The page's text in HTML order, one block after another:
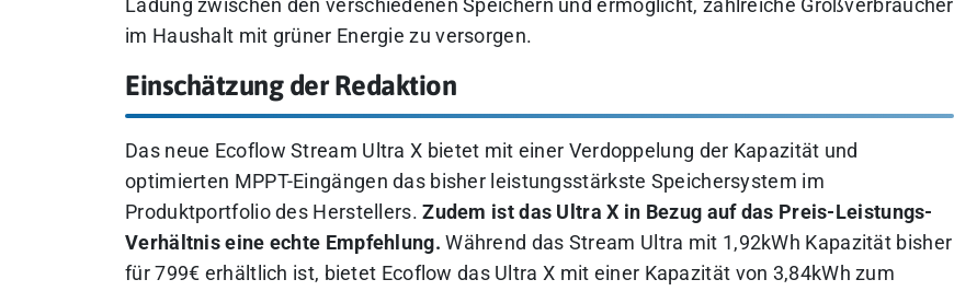
Ladung zwischen den verschiedenen Speichern und ermöglicht, zahlreiche Großverbraucher
im Haushalt mit grüner Energie zu versorgen.
Einschätzung der Redaktion
Das neue Ecoflow Stream Ultra X bietet mit einer Verdoppelung der Kapazität und
optimierten MPPT-Eingängen das bisher leistungsstärkste Speichersystem im
Produktportfolio des Herstellers. Zudem ist das Ultra X in Bezug auf das Preis-Leistungs-
Verhältnis eine echte Empfehlung. Während das Stream Ultra mit 1,92kWh Kapazität bisher
für 799€ erhältlich ist, bietet Ecoflow das Ultra X mit einer Kapazität von 3,84kWh zum